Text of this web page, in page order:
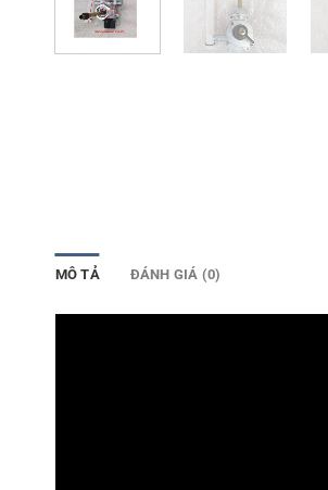
MÔ TẢ ĐÁNH GIÁ (0)